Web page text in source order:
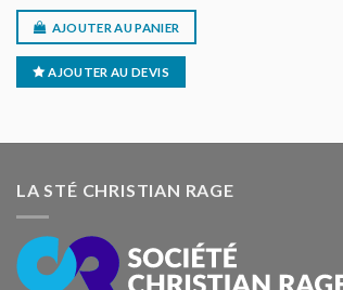
AJOUTER AU PANIER
AJOUTER AU DEVIS
LA STÉ CHRISTIAN RAGE